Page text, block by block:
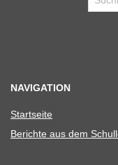
NAVIGATION
Start­seite
Berichte aus dem